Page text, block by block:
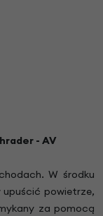
- AV
W środku
powietrze,
za pomocą